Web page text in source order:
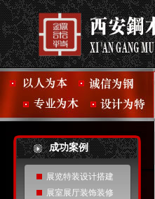
成功案例
展览特装设计搭建
展室展厅装饰装修